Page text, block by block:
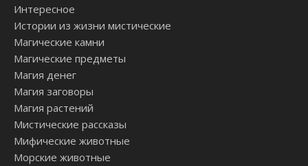
Интересное
Истории из жизни мистические
Магические камни
Магические предметы
Магия денег
Магия заговоры
Магия растений
Мистические рассказы
Мифические животные
Морские животные